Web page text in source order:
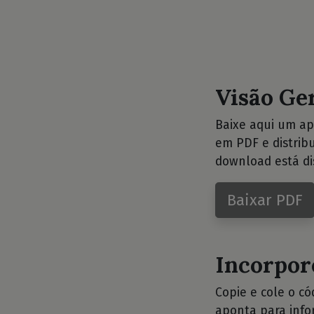
Visão
Baixe aqui um
em PDF e
download está
Baixar PDF
Copie e cole o